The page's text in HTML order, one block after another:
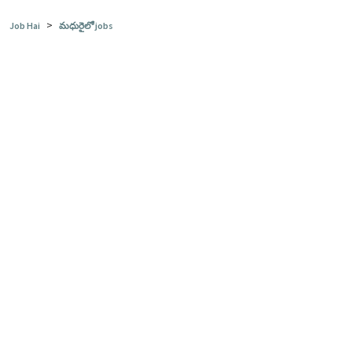
Job Hai > మధురైలో jobs